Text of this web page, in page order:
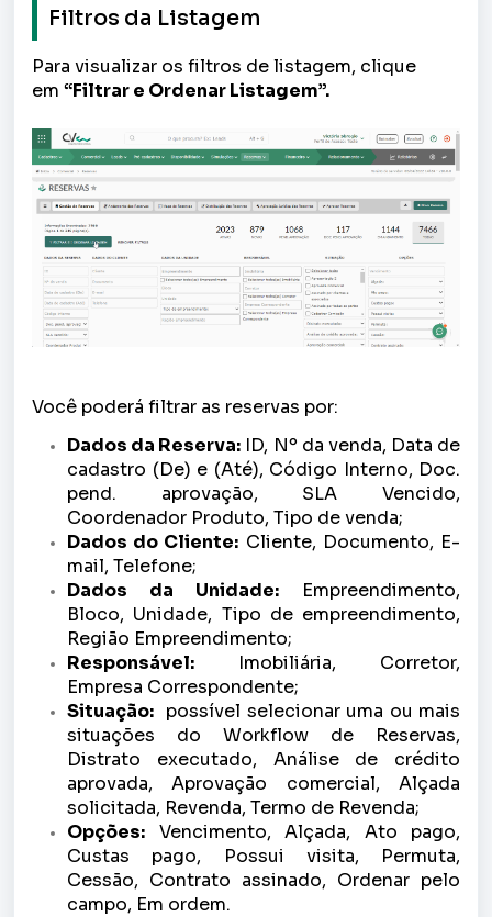
Filtros da Listagem
Para visualizar os filtros de listagem, clique
em “Filtrar e Ordenar Listagem”.
Você poderá filtrar as reservas por:
Dados da Reserva: ID, Nº da venda, Data de
cadastro (De) e (Até), Código Interno, Doc.
pend. aprovação, SLA Vencido,
Coordenador Produto, Tipo de venda;
Dados do Cliente: Cliente, Documento, E-
mail, Telefone;
Dados da Unidade: Empreendimento,
Bloco, Unidade, Tipo de empreendimento,
Região Empreendimento;
Responsável: Imobiliária, Corretor,
Empresa Correspondente;
Situação: possível selecionar uma ou mais
situações do Workflow de Reservas,
Distrato executado, Análise de crédito
aprovada, Aprovação comercial, Alçada
solicitada, Revenda, Termo de Revenda;
Opções: Vencimento, Alçada, Ato pago,
Custas pago, Possui visita, Permuta,
Cessão, Contrato assinado, Ordenar pelo
campo, Em ordem.